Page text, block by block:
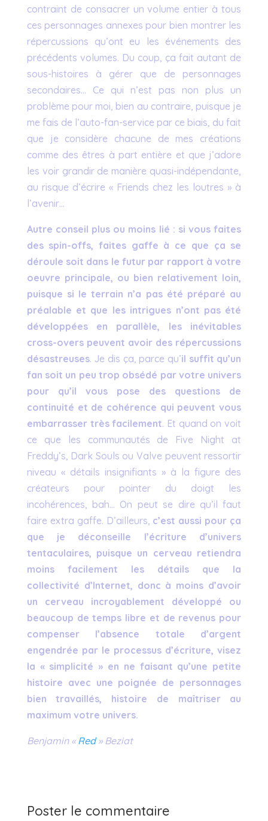
contraint de consacrer un volume entier à tous
ces personnages annexes pour bien montrer les
répercussions qu’ont eu les événements des
précédents volumes. Du coup, ça fait autant de
sous-histoires à gérer que de personnages
secondaires… Ce qui n’est pas non plus un
problème pour moi, bien au contraire, puisque je
me fais de l’auto-fan-service par ce biais, du fait
que je considère chacune de mes créations
comme des êtres à part entière et que j’adore
les voir grandir de manière quasi-indépendante,
au risque d’écrire « Friends chez les loutres » à
l’avenir…
Autre conseil plus ou moins lié : si vous faites
des spin-offs, faites gaffe à ce que ça se
déroule soit dans le futur par rapport à votre
oeuvre principale, ou bien relativement loin,
puisque si le terrain n’a pas été préparé au
préalable et que les intrigues n’ont pas été
développées en parallèle, les inévitables
cross-overs peuvent avoir des répercussions
désastreuses. Je dis ça, parce qu’il suffit qu’un
fan soit un peu trop obsédé par votre univers
pour qu’il vous pose des questions de
continuité et de cohérence qui peuvent vous
embarrasser très facilement. Et quand on voit
ce que les communautés de Five Night at
Freddy’s, Dark Souls ou Valve peuvent ressortir
niveau « détails insignifiants » à la figure des
créateurs pour pointer du doigt les
incohérences, bah… On peut se dire qu’il faut
faire extra gaffe. D’ailleurs, c’est aussi pour ça
que je déconseille l’écriture d’univers
tentaculaires, puisque un cerveau retiendra
moins facilement les détails que la
collectivité d’Internet, donc à moins d’avoir
un cerveau incroyablement développé ou
beaucoup de temps libre et de revenus pour
compenser l’absence totale d’argent
engendrée par le processus d’écriture, visez
la « simplicité » en ne faisant qu’une petite
histoire avec une poignée de personnages
bien travaillés, histoire de maîtriser au
maximum votre univers.
Benjamin « Red» Beziat
Poster le commentaire